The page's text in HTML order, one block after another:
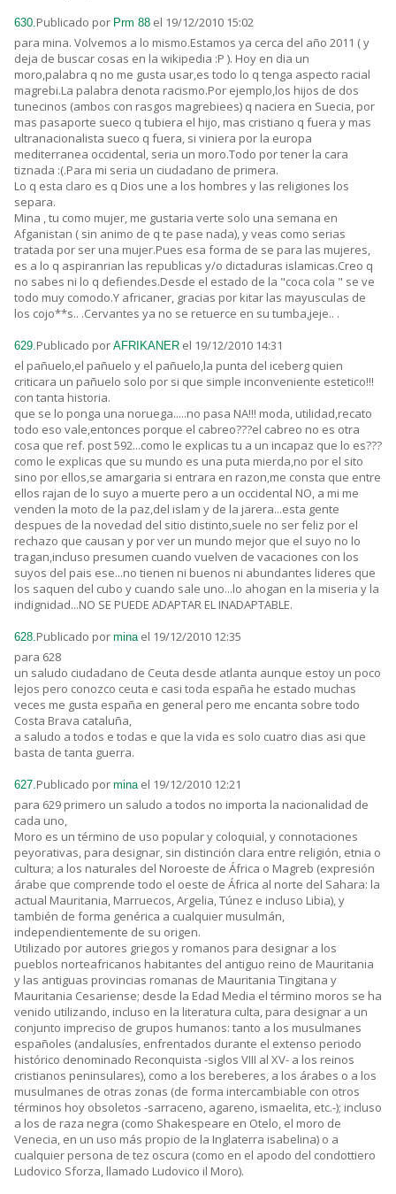
630.Publicado por Prm 88 el 19/12/2010 15:02
para mina. Volvemos a lo mismo.Estamos ya cerca del año 2011 ( y
deja de buscar cosas en la wikipedia :P ). Hoy en dia un
moro,palabra q no me gusta usar,es todo lo q tenga aspecto racial
magrebi.La palabra denota racismo.Por ejemplo,los hijos de dos
tunecinos (ambos con rasgos magrebiees) q naciera en Suecia, por
mas pasaporte sueco q tubiera el hijo, mas cristiano q fuera y mas
ultranacionalista sueco q fuera, si viniera por la europa
mediterranea occidental, seria un moro.Todo por tener la cara
tiznada :(.Para mi seria un ciudadano de primera.
Lo q esta claro es q Dios une a los hombres y las religiones los
separa.
Mina , tu como mujer, me gustaria verte solo una semana en
Afganistan ( sin animo de q te pase nada), y veas como serias
tratada por ser una mujer.Pues esa forma de se para las mujeres,
es a lo q aspiranrian las republicas y/o dictaduras islamicas.Creo q
no sabes ni lo q defiendes.Desde el estado de la "coca cola " se ve
todo muy comodo.Y africaner, gracias por kitar las mayusculas de
los cojo**s.. .Cervantes ya no se retuerce en su tumba,jeje.. .
629.Publicado por AFRIKANER el 19/12/2010 14:31
el pañuelo,el pañuelo y el pañuelo,la punta del iceberg quien
criticara un pañuelo solo por si que simple inconveniente estetico!!!
con tanta historia.
que se lo ponga una noruega.....no pasa NA!!! moda, utilidad,recato
todo eso vale,entonces porque el cabreo???el cabreo no es otra
cosa que ref. post 592...como le explicas tu a un incapaz que lo es???
como le explicas que su mundo es una puta mierda,no por el sito
sino por ellos,se amargaria si entrara en razon,me consta que entre
ellos rajan de lo suyo a muerte pero a un occidental NO, a mi me
venden la moto de la paz,del islam y de la jarera...esta gente
despues de la novedad del sitio distinto,suele no ser feliz por el
rechazo que causan y por ver un mundo mejor que el suyo no lo
tragan,incluso presumen cuando vuelven de vacaciones con los
suyos del pais ese...no tienen ni buenos ni abundantes lideres que
los saquen del cubo y cuando sale uno...lo ahogan en la miseria y la
indignidad...NO SE PUEDE ADAPTAR EL INADAPTABLE.
628.Publicado por mina el 19/12/2010 12:35
para 628
un saludo ciudadano de Ceuta desde atlanta aunque estoy un poco
lejos pero conozco ceuta e casi toda españa he estado muchas
veces me gusta españa en general pero me encanta sobre todo
Costa Brava cataluña,
a saludo a todos e todas e que la vida es solo cuatro dias asi que
basta de tanta guerra.
627.Publicado por mina el 19/12/2010 12:21
para 629 primero un saludo a todos no importa la nacionalidad de
cada uno,
Moro es un término de uso popular y coloquial, y connotaciones
peyorativas, para designar, sin distinción clara entre religión, etnia o
cultura; a los naturales del Noroeste de África o Magreb (expresión
árabe que comprende todo el oeste de África al norte del Sahara: la
actual Mauritania, Marruecos, Argelia, Túnez e incluso Libia), y
también de forma genérica a cualquier musulmán,
independientemente de su origen.
Utilizado por autores griegos y romanos para designar a los
pueblos norteafricanos habitantes del antiguo reino de Mauritania
y las antiguas provincias romanas de Mauritania Tingitana y
Mauritania Cesariense; desde la Edad Media el término moros se ha
venido utilizando, incluso en la literatura culta, para designar a un
conjunto impreciso de grupos humanos: tanto a los musulmanes
españoles (andalusíes, enfrentados durante el extenso periodo
histórico denominado Reconquista -siglos VIII al XV- a los reinos
cristianos peninsulares), como a los bereberes, a los árabes o a los
musulmanes de otras zonas (de forma intercambiable con otros
términos hoy obsoletos -sarraceno, agareno, ismaelita, etc.-); incluso
a los de raza negra (como Shakespeare en Otelo, el moro de
Venecia, en un uso más propio de la Inglaterra isabelina) o a
cualquier persona de tez oscura (como en el apodo del condottiero
Ludovico Sforza, llamado Ludovico il Moro).